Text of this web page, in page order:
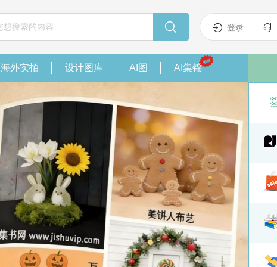
 登录 
海外实拍 设计图库 AI图 AI集锦